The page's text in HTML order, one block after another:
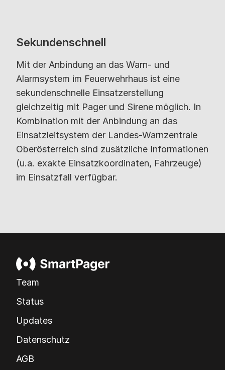
Sekundenschnell
Mit der Anbindung an das Warn- und
Alarmsystem im Feuerwehrhaus ist eine
sekundenschnelle Einsatzerstellung
gleichzeitig mit Pager und Sirene möglich. In
Kombination mit der Anbindung an das
Einsatzleitsystem der Landes-Warnzentrale
Oberösterreich sind zusätzliche Informationen
(u.a. exakte Einsatzkoordinaten, Fahrzeuge)
im Einsatzfall verfügbar.
Team
Status
Updates
Datenschutz
AGB